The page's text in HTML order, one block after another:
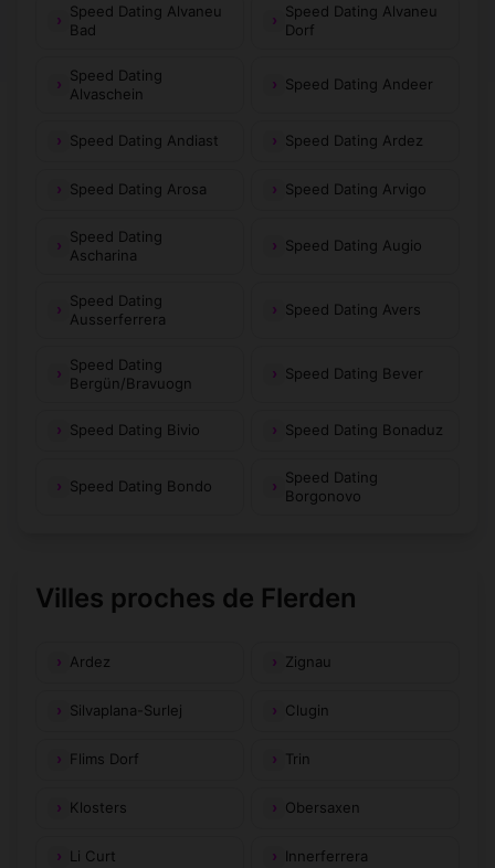
Speed Dating Alvaneu
Bad
Speed Dating Alvaneu
Dorf
Speed Dating
Alvaschein
Speed Dating Andeer
Speed Dating Andiast Speed Dating Ardez
Speed Dating Arosa Speed Dating Arvigo
Speed Dating
Ascharina
Speed Dating Augio
Speed Dating
Ausserferrera
Speed Dating Avers
Speed Dating
Bergün/Bravuogn
Speed Dating Bever
Speed Dating Bivio Speed Dating Bonaduz
Speed Dating Bondo
Speed Dating
Borgonovo
Villes proches de Flerden
Ardez Zignau
Silvaplana-Surlej Clugin
Flims Dorf Trin
Klosters Obersaxen
Li Curt Innerferrera